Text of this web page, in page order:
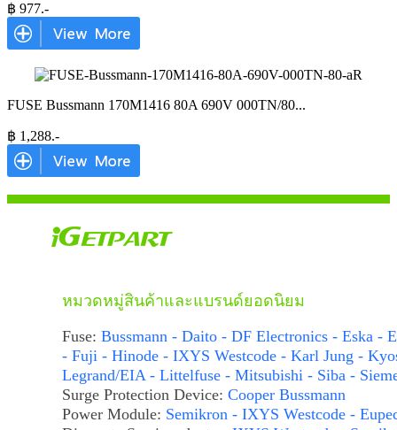
฿ 977.-
FUSE Bussmann 170M1416 80A 690V 000TN/80...
฿ 1,288.-
หมวดหมู่สินค้าและแบรนด์ยอดนิยม
Fuse: Bussmann - Daito - DF Electronics - Eska -
- Fuji - Hinode - IXYS Westcode - Karl Jung -
Legrand/EIA - Littelfuse - Mitsubishi - Siba -
Surge Protection Device: Cooper Bussmann
Power Module: Semikron - IXYS Westcode -